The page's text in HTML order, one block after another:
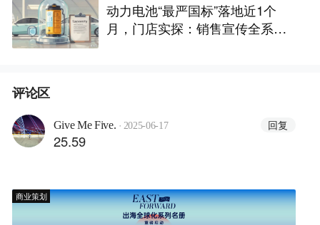
动力电池“最严国标”落地近1个
月，门店实探：销售宣传全系达
评论区
Give Me Five. · 2025-06-17 回复
25.59
商业策划